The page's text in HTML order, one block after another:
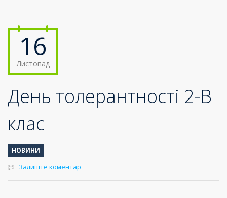
16
Листопад
День толерантності 2-В
клас
НОВИНИ
Залиште коментар